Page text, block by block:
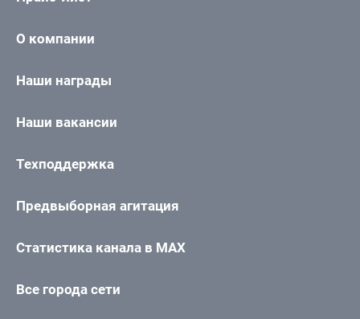
О компании
Наши награды
Наши вакансии
Техподдержка
Предвыборная агитация
Статистика канала в MAX
Все города сети